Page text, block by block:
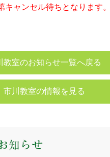
ャンセル待ちとなります。
教室のお知らせ一覧へ戻る
市川教室の情報を見る